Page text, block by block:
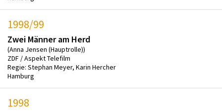
1998/99
Zwei Männer am Herd
(Anna Jensen (Hauptrolle))
ZDF / Aspekt Telefilm
Regie: Stephan Meyer, Karin Hercher
Hamburg
1998